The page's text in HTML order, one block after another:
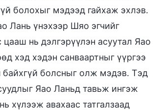
болохыг мэдээд гайхаж эхлэв.
Лань үнэхээр Шяо эгчийг
нь дэлгэрүүлэн асуутал Яао
хэд хэдэн санваартныг үүргээ
байхгүй болсныг олж мэдэв. Тэд
Яао Ланьд тавьж ингэж
хүлээж авахаас татгалзаад